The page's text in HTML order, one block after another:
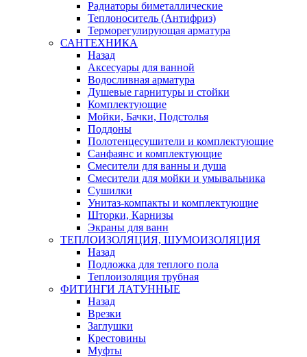
Радиаторы биметаллические
Теплоноситель (Антифриз)
Терморегулирующая арматура
САНТЕХНИКА
Назад
Аксесуары для ванной
Водосливная арматура
Душевые гарнитуры и стойки
Комплектующие
Мойки, Бачки, Подстолья
Поддоны
Полотенцесушители и комплектующие
Санфаянс и комплектующие
Смесители для ванны и душа
Смесители для мойки и умывальника
Сушилки
Унитаз-компакты и комплектующие
Шторки, Карнизы
Экраны для ванн
ТЕПЛОИЗОЛЯЦИЯ, ШУМОИЗОЛЯЦИЯ
Назад
Подложка для теплого пола
Теплоизоляция трубная
ФИТИНГИ ЛАТУННЫЕ
Назад
Врезки
Заглушки
Крестовины
Муфты